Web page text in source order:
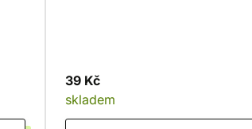
39 Kč
skladem